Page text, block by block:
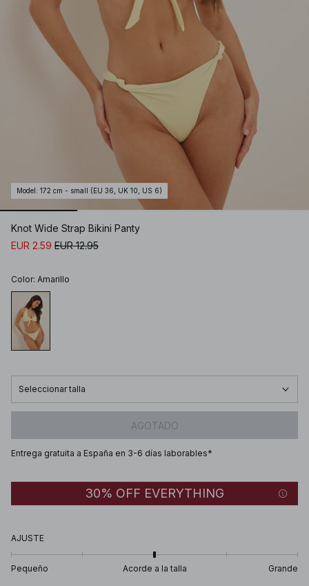
Model : 172 cm - small (EU 36, UK 10, US 6)
Knot Wide Strap Bikini Panty
EUR 2.59 EUR 12.95
Color: Amarillo
Seleccionar talla
AGOTADO
Entrega gratuita a España en 3-6 días laborables*
30% OFF EVERYTHING
AJUSTE
Pequeño Acorde a la talla Grande